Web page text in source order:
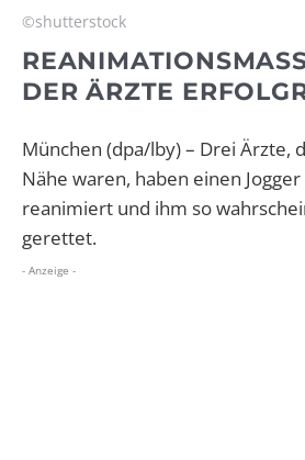
©shutterstock
ER ÄRZTE
München (dpa/lby) – Drei Ärzte,
Nähe waren, haben einen
reanimiert und ihm so
gerettet.
- Anzeige -